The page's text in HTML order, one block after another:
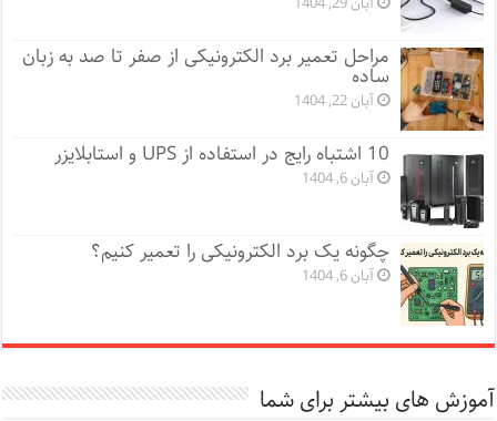
مراحل تعمیر برد الکترونیکی از صفر تا صد به زبان
ساده
آبان 22, 1404
10 اشتباه رایج در استفاده از UPS و استابلایزر
آبان 6, 1404
چگونه یک برد الکترونیکی را تعمیر کنیم؟
آبان 6, 1404
آموزش های بیشتر برای شما